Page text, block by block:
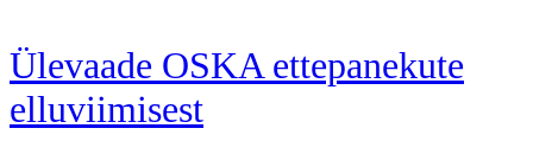
Ülevaade OSKA ettepanekute
elluviimisest